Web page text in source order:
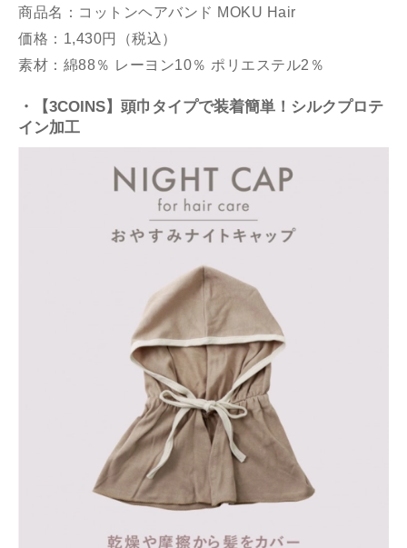
商品名：コットンヘアバンド MOKU Hair
価格：1,430円（税込）
素材：綿88％ レーヨン10％ ポリエステル2％
・【3COINS】頭巾タイプで装着簡単！シルクプロテ
イン加工